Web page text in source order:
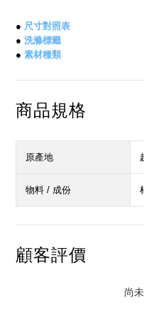
● 尺寸對照表
● 洗滌標籤
● 素材種類
商品規格
原產地
物料 / 成份
顧客評價
尚